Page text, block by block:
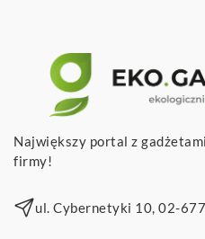
Największy portal z
firmy!
ul. Cybernetyki 10, 02-